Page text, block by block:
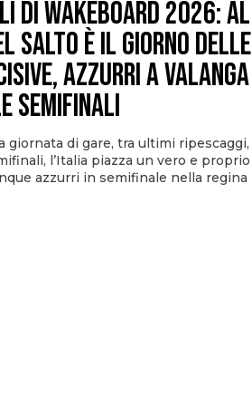
di Wakeboard 2026: al
Salto è il giorno delle
azzurri a valanga
semifinali
giornata di gare, tra ultimi ripescaggi,
l’Italia piazza un vero e proprio
azzurri in semifinale nella regina